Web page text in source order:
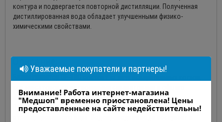
контура и подвергается повторной дистилляции. Полученная
дистиллированная вода обладает улучшенными физико-
химическими свойствами.
Описание:
конденсаторов со встроенными сепараторами и общего
электрического блока управления.
Работа основана на конденсации тщательно
Уважаемые покупатели и партнеры!
Внимание! Работа интернет-магазина
"Медшоп" временно приостановлена! Цены
предоставленные на сайте недействительны!